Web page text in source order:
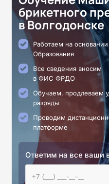
брикетного
в Волгодонске
Работаем на
Образования
Все сведения вносим
в ФИС ФРДО
Обучаем, продлеваем
разряды
Проводим
платформе
Ответим на все ваши